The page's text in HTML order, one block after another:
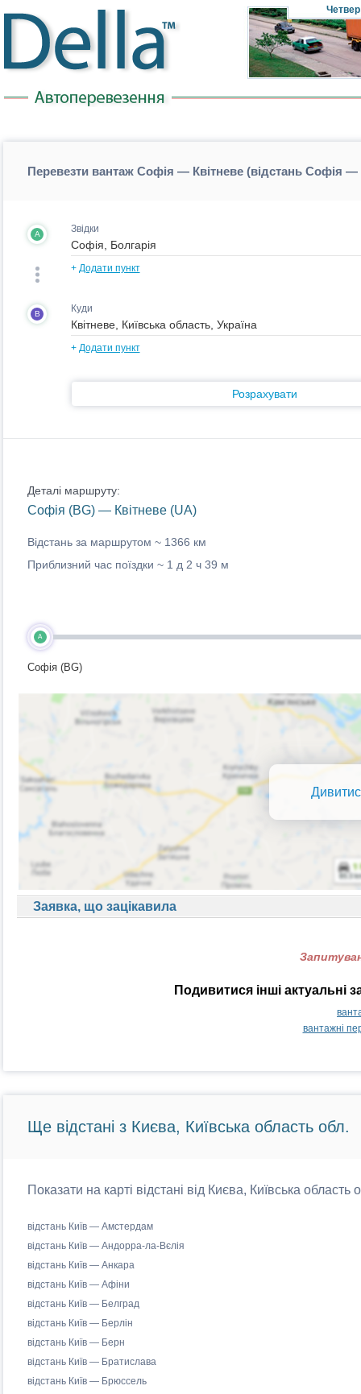
Четвер
Перевезти вантаж Софія — Квітневе (відстань Софія —
A Звідки
+ Додати пункт
B Куди
+ Додати пункт
Розрахувати
Деталі маршруту:
Софія (BG) — Квітневе (UA)
Відстань за маршрутом ~ 1366 км
Приблизний час поїздки ~ 1 д 2 ч 39 м
A
Софія (BG)
Заявка, що зацікавила
Подивитися інші актуальні
вантажні
Ще відстані з Києва, Київська область обл.
Показати на карті відстані від Києва, Київська
відстань Київ — Амстердам
відстань Київ — Андорра-ла-Вєлія
відстань Київ — Анкара
відстань Київ — Афіни
відстань Київ — Белград
відстань Київ — Берлін
відстань Київ — Берн
відстань Київ — Братислава
відстань Київ — Брюссель